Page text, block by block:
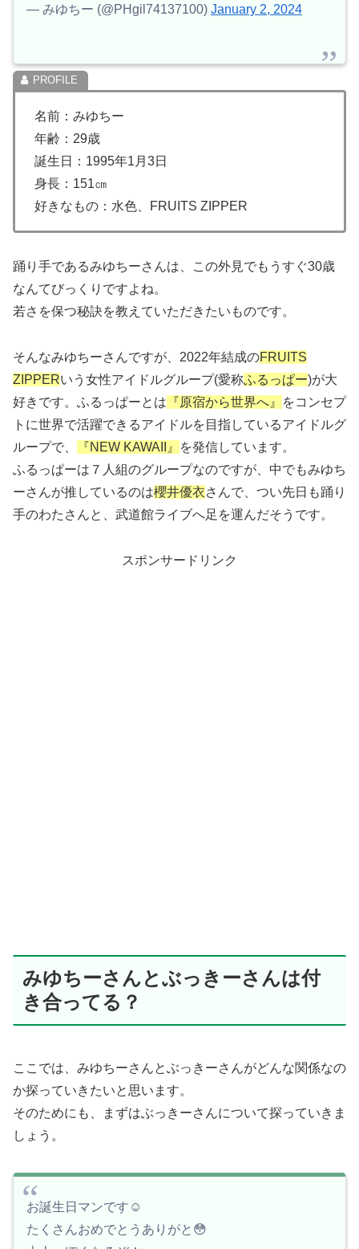
— みゆちー (@PHgil74137100) January 2, 2024
名前：みゆちー
年齢：29歳
誕生日：1995年1月3日
身長：151㎝
好きなもの：水色、FRUITS ZIPPER
踊り手であるみゆちーさんは、この外見でもうすぐ30歳
なんてびっくりですよね。
若さを保つ秘訣を教えていただきたいものです。
そんなみゆちーさんですが、2022年結成のFRUITS
ZIPPERいう女性アイドルグループ(愛称ふるっぱー)が大
好きです。ふるっぱーとは 『原宿から世界へ』
をコンセプ
トに世界で活躍できるアイドルを目指しているアイドルグ
ループで、
『NEW KAWAII』
を発信しています。
ふるっぱーは７人組のグループなのですが、中でもみゆち
ーさんが推しているのは櫻井優衣さんで、つい先日も踊り
手のわたさんと、武道館ライブへ足を運んだそうです。
スポンサードリンク
みゆちーさんとぶっきーさんは付
き合ってる？
ここでは、みゆちーさんとぶっきーさんがどんな関係なの
か探っていきたいと思います。
そのためにも、まずはぶっきーさんについて探っていきま
しょう。
お誕生日マンです☺️
たくさんおめでとうありがと😳